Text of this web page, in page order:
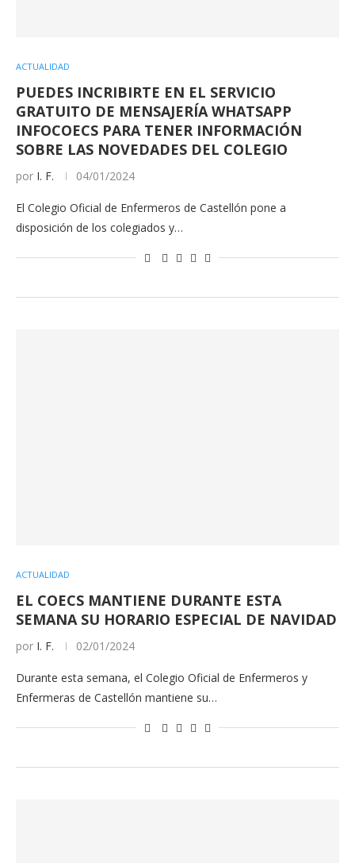
ACTUALIDAD
PUEDES INCRIBIRTE EN EL SERVICIO
GRATUITO DE MENSAJERÍA WHATSAPP
INFOCOECS PARA TENER INFORMACIÓN
SOBRE LAS NOVEDADES DEL COLEGIO
por I. F. 04/01/2024
El Colegio Oficial de Enfermeros de Castellón pone a
disposición de los colegiados y…
ACTUALIDAD
EL COECS MANTIENE DURANTE ESTA
SEMANA SU HORARIO ESPECIAL DE NAVIDAD
por I. F. 02/01/2024
Durante esta semana, el Colegio Oficial de Enfermeros y
Enfermeras de Castellón mantiene su…